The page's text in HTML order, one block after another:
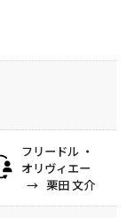
フリードル ・
オリヴィエー
→ 栗田 文介